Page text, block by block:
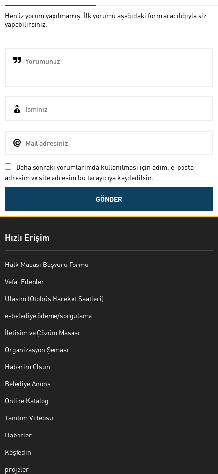
Henüz yorum yapılmamış. İlk yorumu aşağıdaki form aracılığıyla siz
yapabilirsiniz.
Daha sonraki yorumlarımda kullanılması için adım, e-posta
adresim ve site adresim bu tarayıcıya kaydedilsin.
Hızlı Erişim
Halk Masası Başvuru Formu
Vefat Edenler
Ulaşım (Otobüs Hareket Saatleri)
e-belediye ödeme/sorgulama
İletişim ve Çözüm Masası
Organizasyon Şeması
Haberim Olsun
Belediye Anons
Online Katalog
Tanıtım Videosu
Haberler
Keşfedin
projeler